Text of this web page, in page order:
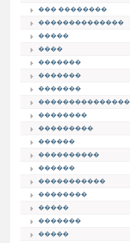
��� ��������
��������������
�����
����
�������
�������
�������
���������������
��������
���������
������
����������
������
�����������
��������
�����
�������
�����